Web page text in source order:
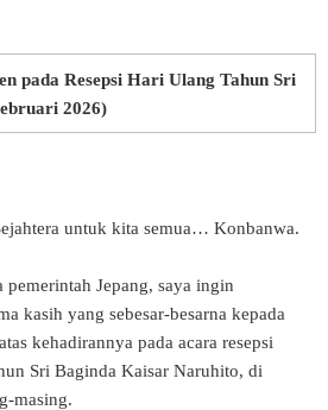
pada Resepsi Hari Ulang Tahun Sri
2026)
untuk kita semua… Konbanwa.
pemerintah Jepang, saya ingin
kasih yang sebesar-besarna kepada
kehadirannya pada acara resepsi
Sri Baginda Kaisar Naruhito, di
masing.